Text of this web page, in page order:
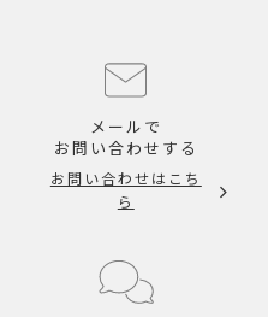
メールで
お問い合わせする
お問い合わせはこち
ら